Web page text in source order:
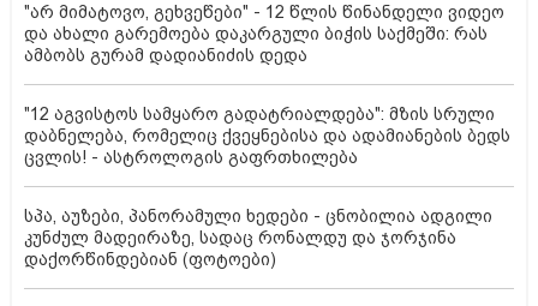
"არ მიმატოვო, გეხვეწები" - 12 წლის წინანდელი ვიდეო
და ახალი გარემოება დაკარგული ბიჭის საქმეში: რას
ამბობს გურამ დადიანიძის დედა
"12 აგვისტოს სამყარო გადატრიალდება": მზის სრული
დაბნელება, რომელიც ქვეყნებისა და ადამიანების ბედს
ცვლის! - ასტროლოგის გაფრთხილება
სპა, აუზები, პანორამული ხედები - ცნობილია ადგილი
კუნძულ მადეირაზე, სადაც რონალდუ და ჯორჯინა
დაქორწინდებიან (ფოტოები)